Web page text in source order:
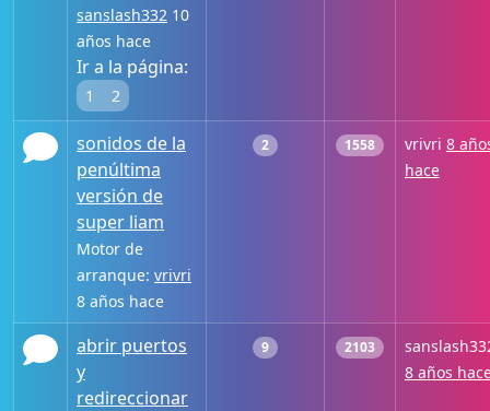
sanslash332 10
años hace
Ir a la página:
1 2
sonidos de la
penúltima
versión de
super liam
Motor de
arranque: vrivri
8 años hace
2 1558 vrivri 8
hace
abrir puertos
y
redireccionar
9 2103
8 años